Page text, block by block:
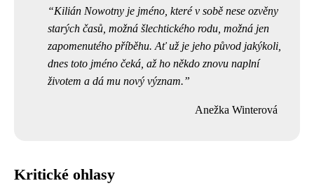
Kilián Nowotny je jméno, které v sobě nese ozvěny
starých časů, možná šlechtického rodu, možná jen
zapomenutého příběhu. Ať už je jeho původ jakýkoli,
dnes toto jméno čeká, až ho někdo znovu naplní
životem a dá mu nový význam.
Anežka Winterová
Kritické ohlasy